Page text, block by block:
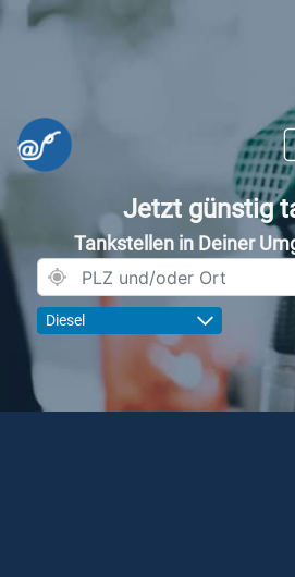
Jetzt günstig
Tankstellen in Deiner
Diesel